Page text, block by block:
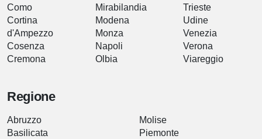
Como
Cortina
d'Ampezzo
Cosenza
Cremona
Mirabilandia
Modena
Monza
Napoli
Olbia
Trieste
Udine
Venezia
Verona
Viareggio
Regione
Abruzzo
Basilicata
Molise
Piemonte